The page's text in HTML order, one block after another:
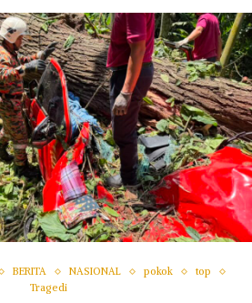
BERITA NASIONAL pokok
top
Tragedi